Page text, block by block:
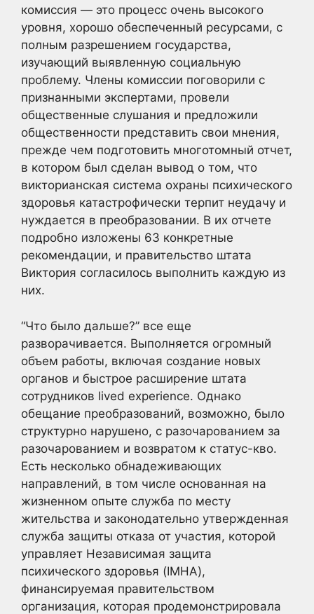
комиссия — это процесс очень высокого
уровня, хорошо обеспеченный ресурсами, с
полным разрешением государства,
изучающий выявленную социальную
проблему. Члены комиссии поговорили с
признанными экспертами, провели
общественные слушания и предложили
общественности представить свои мнения,
прежде чем подготовить многотомный отчет,
в котором был сделан вывод о том, что
викторианская система охраны психического
здоровья катастрофически терпит неудачу и
нуждается в преобразовании. В их отчете
подробно изложены 63 конкретные
рекомендации, и правительство штата
Виктория согласилось выполнить каждую из
них.
“Что было дальше?” все еще
разворачивается. Выполняется огромный
объем работы, включая создание новых
органов и быстрое расширение штата
сотрудников lived experience. Однако
обещание преобразований, возможно, было
структурно нарушено, с разочарованием за
разочарованием и возвратом к статус-кво.
Есть несколько обнадеживающих
направлений, в том числе основанная на
жизненном опыте служба по месту
жительства и законодательно утвержденная
служба защиты отказа от участия, которой
управляет Независимая защита
психического здоровья (IMHA),
финансируемая правительством
организация, которая продемонстрировала